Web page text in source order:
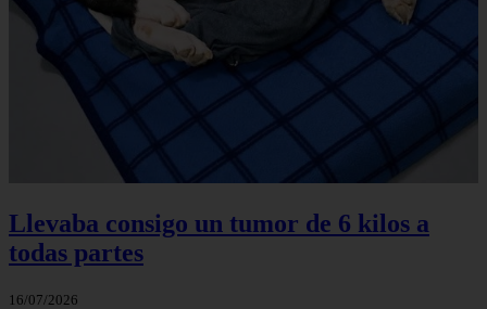
Llevaba consigo un tumor de 6 kilos a
todas partes
16/07/2026